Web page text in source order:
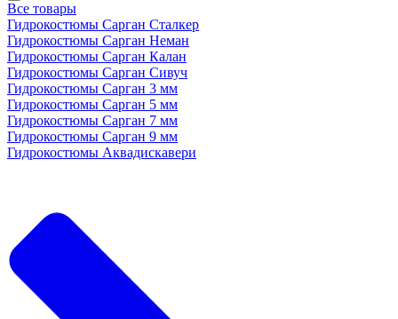
Все товары
Гидрокостюмы Сарган Сталкер
Гидрокостюмы Сарган Неман
Гидрокостюмы Сарган Калан
Гидрокостюмы Сарган Сивуч
Гидрокостюмы Сарган 3 мм
Гидрокостюмы Сарган 5 мм
Гидрокостюмы Сарган 7 мм
Гидрокостюмы Сарган 9 мм
Гидрокостюмы Аквадискавери